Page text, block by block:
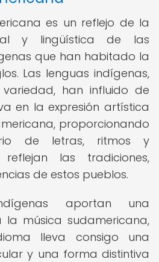
es un reflejo de la
y lingüística de las
que han habitado la
Las lenguas indígenas,
han influido de
en la expresión artística
proporcionando
de letras, ritmos y
reflejan las tradiciones,
de estos pueblos.
aportan una
la música sudamericana,
lleva consigo una
y una forma distintiva